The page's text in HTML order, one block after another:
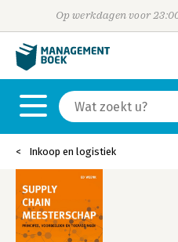
Op werkdagen voor
Inkoop en logistiek